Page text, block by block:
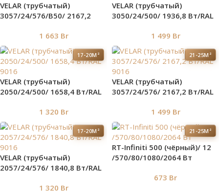
VELAR (трубчатый)
3057/24/576/B50/ 2167,2
1 663 Br
VELAR (трубчатый)
3050/24/500/ 1936,8 Bт/RAL
1 499 Br
17-20М²
VELAR (трубчатый)
2050/24/500/ 1658,4 Bт/RAL
1 320 Br
21-25М²
VELAR (трубчатый)
3057/24/576/ 2167,2 Bт/RAL
1 499 Br
17-20М²
VELAR (трубчатый)
2057/24/576/ 1840,8 Bт/RAL
1 320 Br
21-25М²
RT-Infiniti 500 (чёрный)/ 12
/570/80/1080/2064 Вт
673 Br